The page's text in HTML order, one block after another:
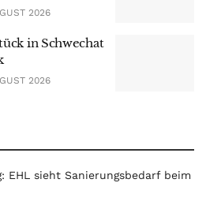
2026
in Schwechat
2026
EHL sieht Sanierungsbedarf beim